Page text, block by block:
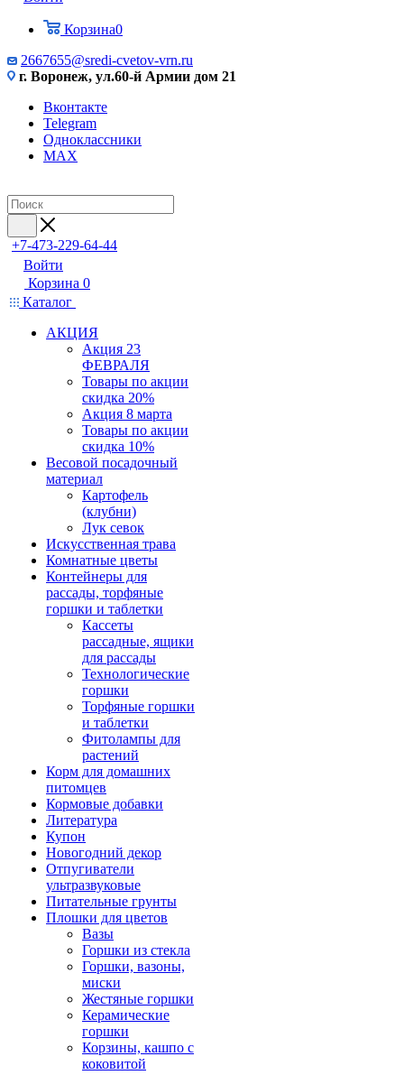
Корзина0
2667655@sredi-cvetov-vrn.ru
г. Воронеж, ул.60-й Армии дом 21
Вконтакте
Telegram
Одноклассники
MAX
+7-473-229-64-44
Войти
Корзина 0
Каталог
АКЦИЯ
Акция 23
ФЕВРАЛЯ
Товары по акции
скидка 20%
Акция 8 марта
Товары по акции
скидка 10%
Весовой посадочный
материал
Картофель
(клубни)
Лук севок
Искусственная трава
Комнатные цветы
Контейнеры для
рассады, торфяные
горшки и таблетки
Кассеты
рассадные, ящики
для рассады
Технологические
горшки
Торфяные горшки
и таблетки
Фитолампы для
растений
Корм для домашних
питомцев
Кормовые добавки
Литература
Купон
Новогодний декор
Отпугиватели
ультразвуковые
Питательные грунты
Плошки для цветов
Вазы
Горшки из стекла
Горшки, вазоны,
миски
Жестяные горшки
Керамические
горшки
Корзины, кашпо с
коковитой